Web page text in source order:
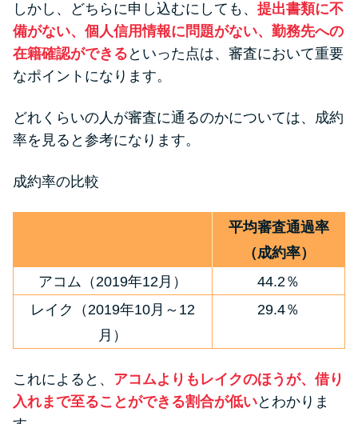
しかし、どちらに申し込むにしても、 提出書類に不
備がない、個人信用情報に問題がない、勤務先への
在籍確認ができる といった点は、審査において重要
なポイントになります。
どれくらいの人が審査に通るのかについては、成約
率を見ると参考になります。
成約率の比較
平均審査通過率
（成約率）
アコム（2019年12月）
44.2％
レイク（2019年10月～12
月）
29.4％
これによると、 アコムよりもレイクのほうが、借り
入れまで至ることができる割合が低いとわかりま